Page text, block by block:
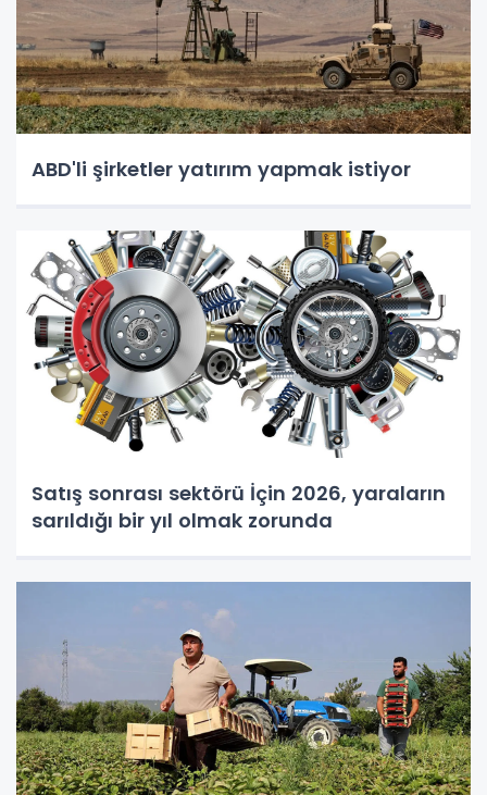
ABD'li şirketler yatırım yapmak istiyor
Satış sonrası sektörü İçin 2026, yaraların
sarıldığı bir yıl olmak zorunda